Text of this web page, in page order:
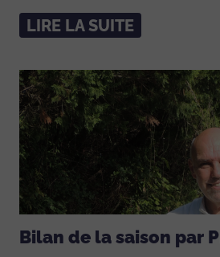
LIRE LA SUITE
Bilan de la saison par